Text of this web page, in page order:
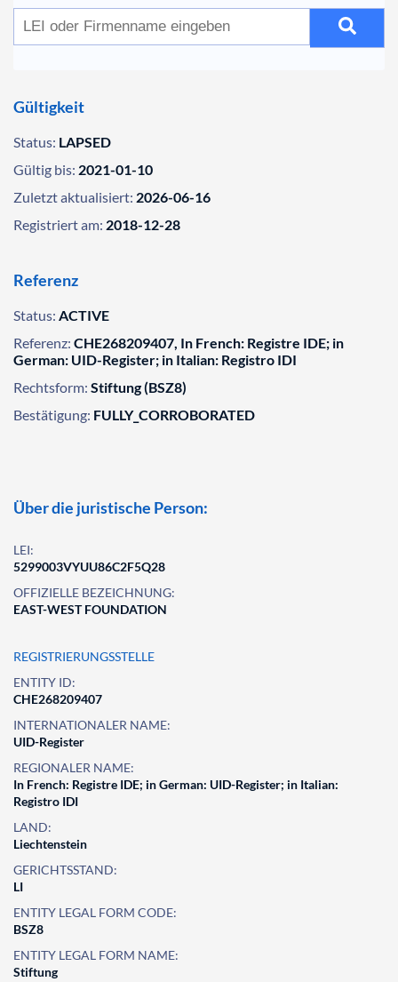
Gültigkeit
Status: LAPSED
Gültig bis: 2021-01-10
Zuletzt aktualisiert: 2026-06-16
Registriert am: 2018-12-28
Referenz
Status: ACTIVE
Referenz: CHE268209407, In French: Registre IDE; in
German: UID-Register; in Italian: Registro IDI
Rechtsform: Stiftung (BSZ8)
Bestätigung: FULLY_CORROBORATED
Über die juristische Person:
LEI:
5299003VYUU86C2F5Q28
OFFIZIELLE BEZEICHNUNG:
EAST-WEST FOUNDATION
REGISTRIERUNGSSTELLE
ENTITY ID:
CHE268209407
INTERNATIONALER NAME:
UID-Register
REGIONALER NAME:
In French: Registre IDE; in German: UID-Register; in Italian:
Registro IDI
LAND:
Liechtenstein
GERICHTSSTAND:
LI
ENTITY LEGAL FORM CODE:
BSZ8
ENTITY LEGAL FORM NAME:
Stiftung